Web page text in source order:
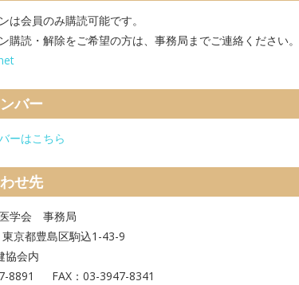
は会員のみ購読可能です。
購読・解除をご希望の方は、事務局までご連絡ください。
バー
ーはこちら
せ先
学会 事務局
京都豊島区駒込1-43-9
協会内
8891 FAX：03-3947-8341